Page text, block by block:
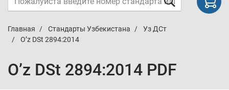
Главная Стандарты Узбекистана
Уз ДСт
O’z DSt 2894:2014
O’z DSt 2894:2014 PDF